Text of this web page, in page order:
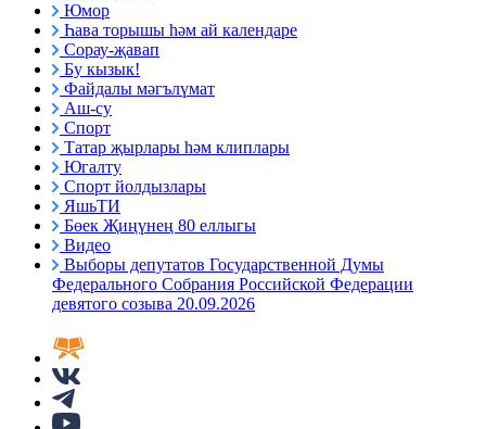
Юмор
Һава торышы һәм ай календаре
Сорау-җавап
Бу кызык!
Файдалы мәгълүмат
Аш-су
Спорт
Татар җырлары һәм клиплары
Югалту
Спорт йолдызлары
ЯшьТИ
Бөек Җиңүнең 80 еллыгы
Видео
Выборы депутатов Государственной Думы
Федерального Собрания Российской Федерации
девятого созыва 20.09.2026